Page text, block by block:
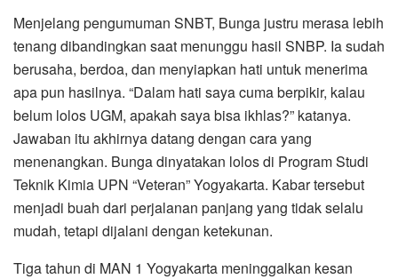
Menjelang pengumuman SNBT, Bunga justru merasa lebih
tenang dibandingkan saat menunggu hasil SNBP. Ia sudah
berusaha, berdoa, dan menyiapkan hati untuk menerima
apa pun hasilnya. “Dalam hati saya cuma berpikir, kalau
belum lolos UGM, apakah saya bisa ikhlas?” katanya.
Jawaban itu akhirnya datang dengan cara yang
menenangkan. Bunga dinyatakan lolos di Program Studi
Teknik Kimia UPN “Veteran” Yogyakarta. Kabar tersebut
menjadi buah dari perjalanan panjang yang tidak selalu
mudah, tetapi dijalani dengan ketekunan.
Tiga tahun di MAN 1 Yogyakarta meninggalkan kesan